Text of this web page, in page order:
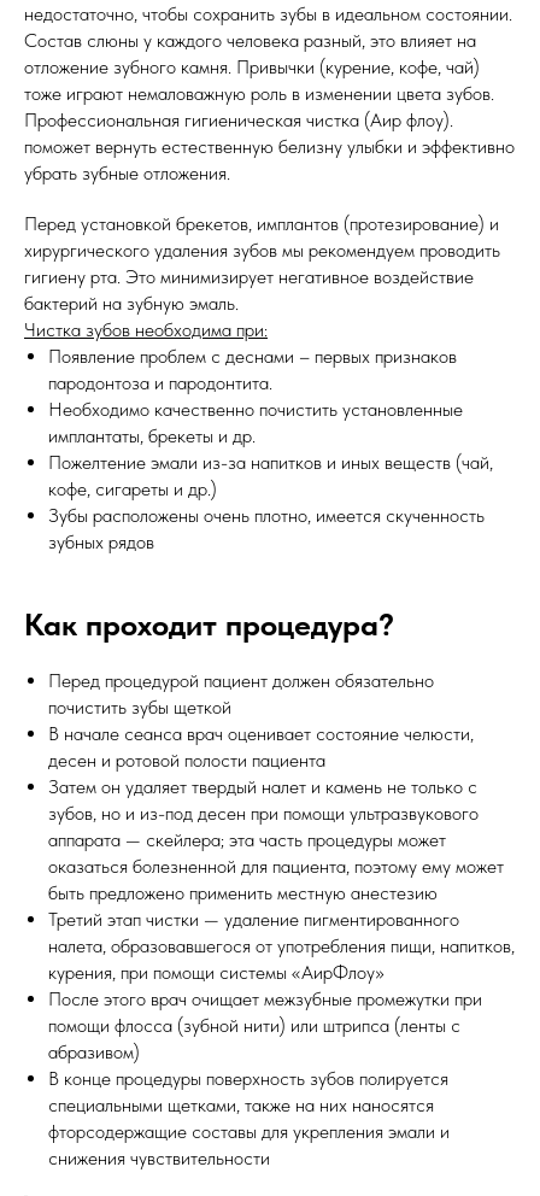
недостаточно, чтобы сохранить зубы в идеальном состоянии.
Состав слюны у каждого человека разный, это влияет на
отложение зубного камня. Привычки (курение, кофе, чай)
тоже играют немаловажную роль в изменении цвета зубов.
Профессиональная гигиеническая чистка (Аир флоу).
поможет вернуть естественную белизну улыбки и эффективно
убрать зубные отложения.
Перед установкой брекетов, имплантов (протезирование) и
хирургического удаления зубов мы рекомендуем проводить
гигиену рта. Это минимизирует негативное воздействие
бактерий на зубную эмаль.
Чистка зубов необходима при:
Появление проблем с деснами – первых признаков
пародонтоза и пародонтита.
Необходимо качественно почистить установленные
имплантаты, брекеты и др.
Пожелтение эмали из-за напитков и иных веществ (чай,
кофе, сигареты и др.)
Зубы расположены очень плотно, имеется скученность
зубных рядов
Как проходит процедура?
Перед процедурой пациент должен обязательно
почистить зубы щеткой
В начале сеанса врач оценивает состояние челюсти,
десен и ротовой полости пациента
Затем он удаляет твердый налет и камень не только с
зубов, но и из-под десен при помощи ультразвукового
аппарата — скейлера; эта часть процедуры может
оказаться болезненной для пациента, поэтому ему может
быть предложено применить местную анестезию
Третий этап чистки — удаление пигментированного
налета, образовавшегося от употребления пищи, напитков,
курения, при помощи системы «АирФлоу»
После этого врач очищает межзубные промежутки при
помощи флосса (зубной нити) или штрипса (ленты с
абразивом)
В конце процедуры поверхность зубов полируется
специальными щетками, также на них наносятся
фторсодержащие составы для укрепления эмали и
снижения чувствительности